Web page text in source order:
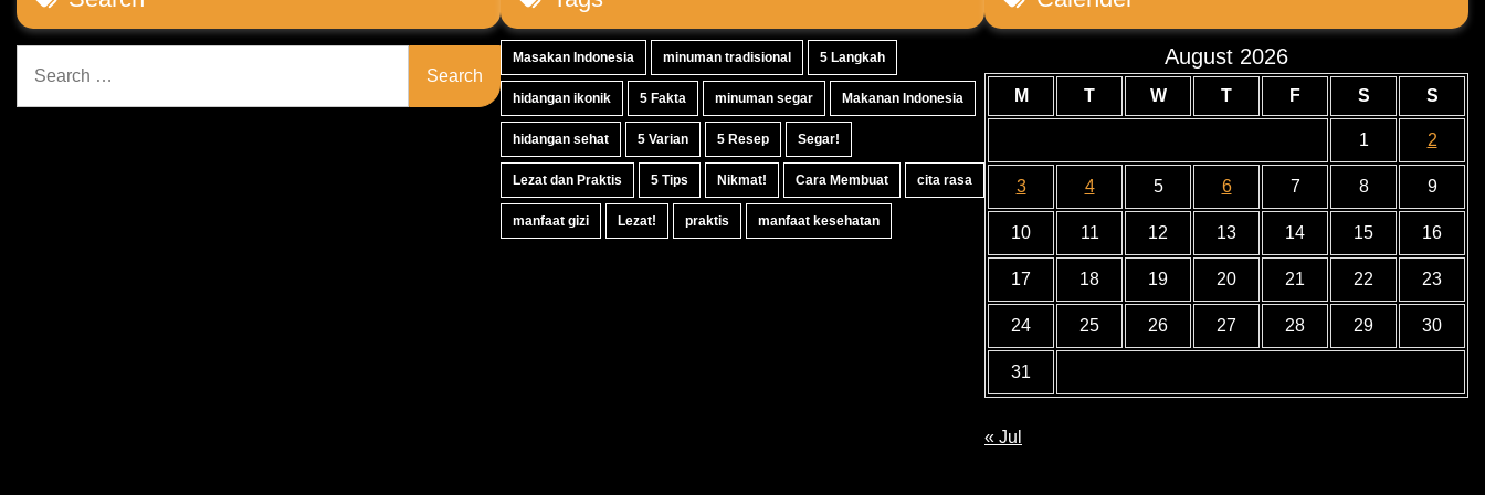
for:
Masakan Indonesia minuman tradisional 5 Langkah
hidangan ikonik 5 Fakta minuman segar Makanan Indonesia
hidangan sehat 5 Varian 5 Resep Segar!
Lezat dan Praktis 5 Tips Nikmat! Cara Membuat cita rasa
manfaat gizi Lezat! praktis manfaat kesehatan
August 2026
M T W T F S S
1 2
3 4 5 6 7 8 9
10 11 12 13 14 15 16
17 18 19 20 21 22 23
24 25 26 27 28 29 30
31
« Jul